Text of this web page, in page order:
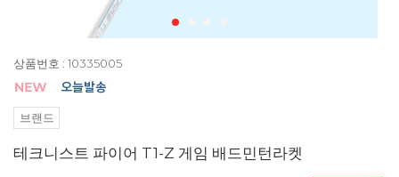
상품번호 : 10335005
브랜드
테크니스트 파이어 T1-Z 게임 배드민턴라켓